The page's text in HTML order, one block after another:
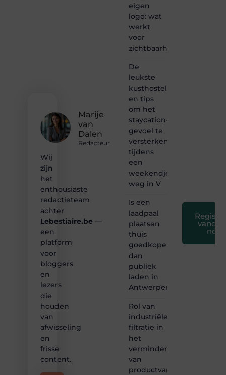
Marije
van
Dalen
Redacteur
Wij
zijn
het
enthousiaste
redactieteam
achter
Lebestiaire.be —
een
platform
voor
bloggers
en
lezers
die
houden
van
afwisseling
en
frisse
content.
eigen
logo: wat
werkt
voor
zichtbaarheid
De
leukste
kusthostels
en tips
om het
staycation-
gevoel te
versterken
tijdens
een
weekendje
weg in V
Is een
laadpaal
plaatsen
thuis
goedkoper
dan
publiek
laden in
Antwerpen?
Rol van
industriële
filtratie in
het
verminderen
van
productvariatie
nog